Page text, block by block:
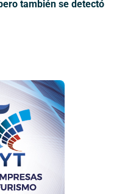
también se detectó